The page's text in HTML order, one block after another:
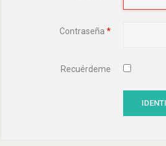
Contraseña *
Recuérdeme